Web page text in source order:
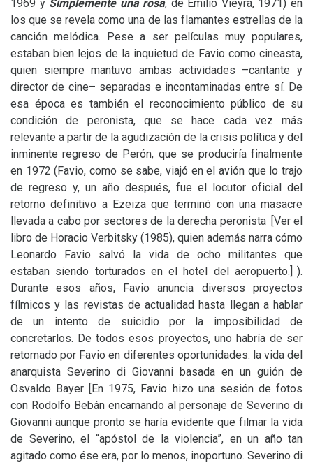
1969 y Simplemente una rosa, de Emilio Vieyra, 1971) en
los que se revela como una de las flamantes estrellas de la
canción melódica. Pese a ser películas muy populares,
estaban bien lejos de la inquietud de Favio como cineasta,
quien siempre mantuvo ambas actividades –cantante y
director de cine– separadas e incontaminadas entre sí. De
esa época es también el reconocimiento público de su
condición de peronista, que se hace cada vez más
relevante a partir de la agudización de la crisis política y del
inminente regreso de Perón, que se produciría finalmente
en 1972 (Favio, como se sabe, viajó en el avión que lo trajo
de regreso y, un año después, fue el locutor oficial del
retorno definitivo a Ezeiza que terminó con una masacre
llevada a cabo por sectores de la derecha peronista [Ver el
libro de Horacio Verbitsky (1985), quien además narra cómo
Leonardo Favio salvó la vida de ocho militantes que
estaban siendo torturados en el hotel del aeropuerto.] ).
Durante esos años, Favio anuncia diversos proyectos
fílmicos y las revistas de actualidad hasta llegan a hablar
de un intento de suicidio por la imposibilidad de
concretarlos. De todos esos proyectos, uno habría de ser
retomado por Favio en diferentes oportunidades: la vida del
anarquista Severino di Giovanni basada en un guión de
Osvaldo Bayer [En 1975, Favio hizo una sesión de fotos
con Rodolfo Bebán encarnando al personaje de Severino di
Giovanni aunque pronto se haría evidente que filmar la vida
de Severino, el “apóstol de la violencia”, en un año tan
agitado como ése era, por lo menos, inoportuno. Severino di